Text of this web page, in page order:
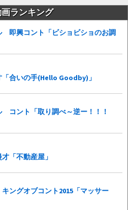
画ランキング
即興コント「ビショビショのお調
合いの手(Hello Goodby)」
コント「取り調べ～逆ー！！！
「不動産屋」
ングオブコント2015「マッサー